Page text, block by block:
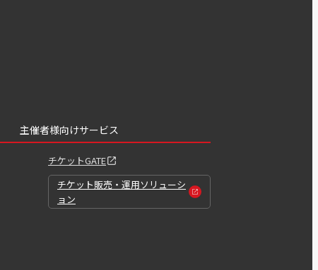
主催者様向けサービス
チケットGATE
チケット販売・運用ソリューシ
ョン